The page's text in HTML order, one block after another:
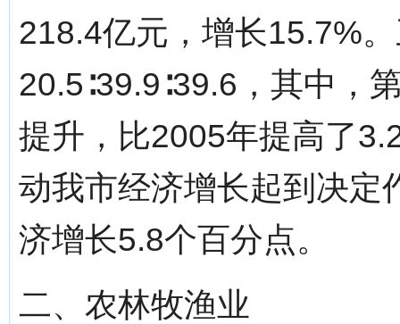
218.4亿元，增长15.7%
20.5∶39.9∶39.6，其中，
提升，比2005年提高了
动我市经济增长起到决定
济增长5.8个百分点。
二、农林牧渔业